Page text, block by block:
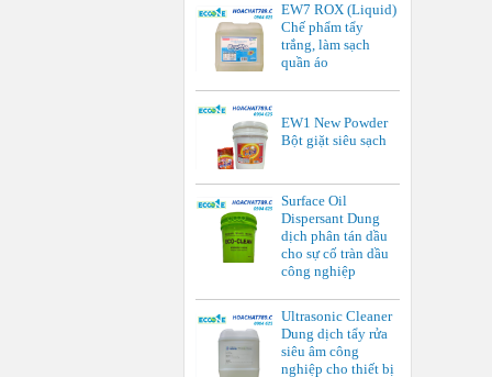
EW7 ROX (Liquid)
Chế phẩm tẩy
trắng, làm sạch
quần áo
EW1 New Powder
Bột giặt siêu sạch
Surface Oil
Dispersant Dung
dịch phân tán dầu
cho sự cố tràn dầu
công nghiệp
Ultrasonic Cleaner
Dung dịch tẩy rửa
siêu âm công
nghiệp cho thiết bị